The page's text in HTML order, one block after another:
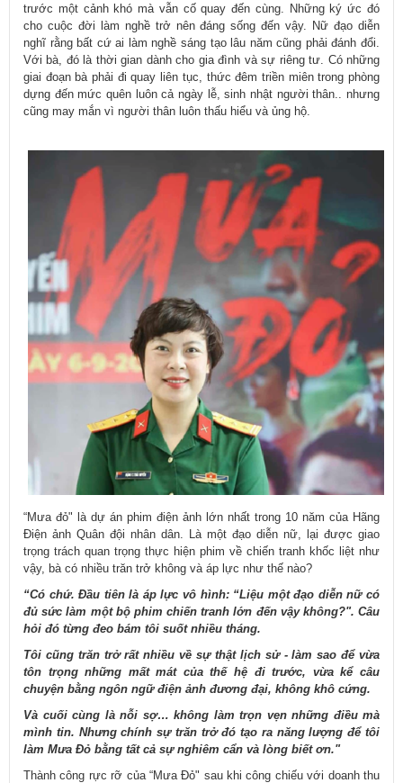
trước một cảnh khó mà vẫn cố quay đến cùng. Những ký ức đó
cho cuộc đời làm nghề trở nên đáng sống đến vậy. Nữ đạo diễn
nghĩ rằng bất cứ ai làm nghề sáng tạo lâu năm cũng phải đánh đổi.
Với bà, đó là thời gian dành cho gia đình và sự riêng tư. Có những
giai đoạn bà phải đi quay liên tục, thức đêm triền miên trong phòng
dựng đến mức quên luôn cả ngày lễ, sinh nhật người thân.. nhưng
cũng may mắn vì người thân luôn thấu hiểu và ủng hộ.
“Mưa đỏ" là dự án phim điện ảnh lớn nhất trong 10 năm của Hãng
Điện ảnh Quân đội nhân dân. Là một đạo diễn nữ, lại được giao
trọng trách quan trọng thực hiện phim về chiến tranh khốc liệt như
vậy, bà có nhiều trăn trở không và áp lực như thế nào?
“Có chứ. Đầu tiên là áp lực vô hình: “Liệu một đạo diễn nữ có
đủ sức làm một bộ phim chiến tranh lớn đến vậy không?". Câu
hỏi đó từng đeo bám tôi suốt nhiều tháng.
Tôi cũng trăn trở rất nhiều về sự thật lịch sử - làm sao để vừa
tôn trọng những mất mát của thế hệ đi trước, vừa kể câu
chuyện bằng ngôn ngữ điện ảnh đương đại, không khô cứng.
Và cuối cùng là nỗi sợ… không làm trọn vẹn những điều mà
mình tin. Nhưng chính sự trăn trở đó tạo ra năng lượng để tôi
làm Mưa Đỏ bằng tất cả sự nghiêm cẩn và lòng biết ơn."
Thành công rực rỡ của “Mưa Đỏ" sau khi công chiếu với doanh thu